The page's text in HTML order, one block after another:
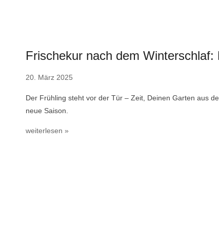
Frischekur nach dem
20. März 2025
Der Frühling steht vor der Tür – Zeit, Deinen Garten aus
neue Saison.
weiterlesen »